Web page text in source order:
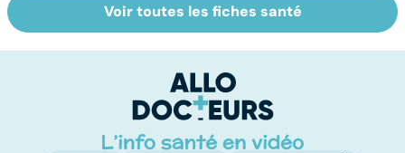
Tout savoir sur
les infections
Covid-19 : tout
savoir sur la
Voir toutes les fiches santé